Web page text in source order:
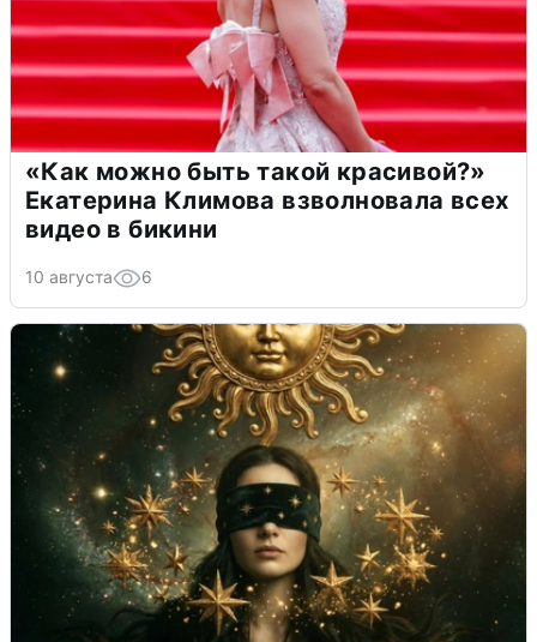
«Как можно быть такой красивой?»
Екатерина Климова взволновала всех
видео в бикини
10 августа 6